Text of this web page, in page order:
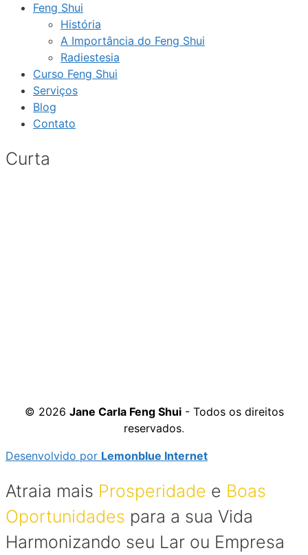
Feng Shui
História
A Importância do Feng Shui
Radiestesia
Curso Feng Shui
Serviços
Blog
Contato
Curta
© 2026 Jane Carla Feng Shui- Todos os direitos
reservados.
Desenvolvido por Lemonblue Internet
Atraia mais Prosperidade e Boas
Oportunidades para a sua Vida
Harmonizando seu Lar ou Empresa